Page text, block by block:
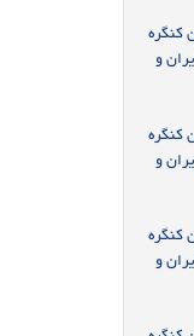
کنگره
و
کنگره
و
کنگره
و